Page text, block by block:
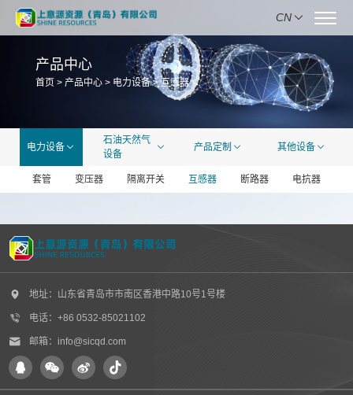
CN
产品中心
首页> 产品中心> 电力设备>互感器
电力设备
石油天然气
设备
产品定制 其他设备
套管 变压器 隔离开关 互感器 断路器 电抗器
地址：山东省青岛市市南区香港中路10号1号楼
电话：+86 0532-85021102
邮箱：info@sicqd.com